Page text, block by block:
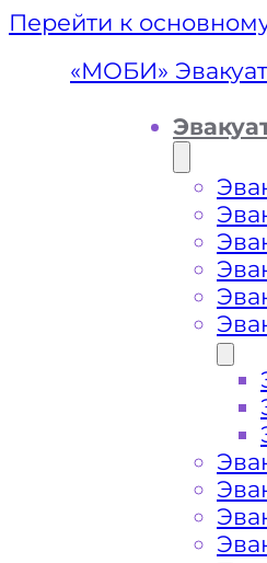
Перейти к
Вызвать
«МОБИ»